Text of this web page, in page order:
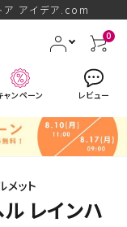
ア アイデア.com
0
ャンペーン レビュー
ット
ル レインハ